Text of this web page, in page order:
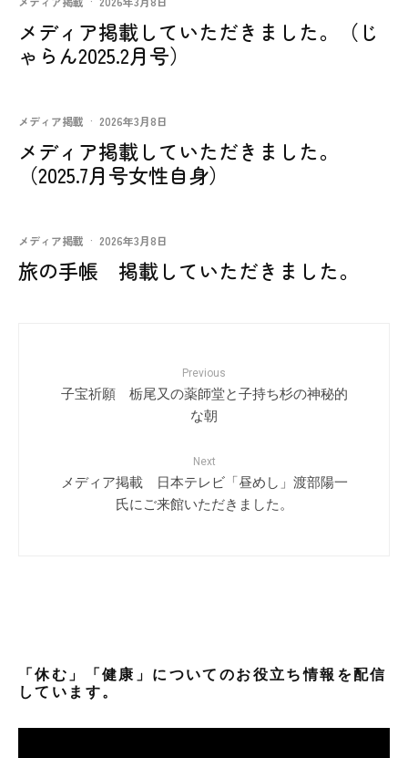
メディア掲載していただきました。（じ
ゃらん2025.2月号）
メディア掲載 · 2026年3月8日
メディア掲載していただきました。
（2025.7月号女性自身）
メディア掲載 · 2026年3月8日
旅の手帳 掲載していただきました。
Previous
子宝祈願 栃尾又の薬師堂と子持ち杉の神秘的
な朝
Next
メディア掲載 日本テレビ「昼めし」渡部陽一
氏にご来館いただきました。
「休む」「健康」についてのお役立ち情報を配信
しています。